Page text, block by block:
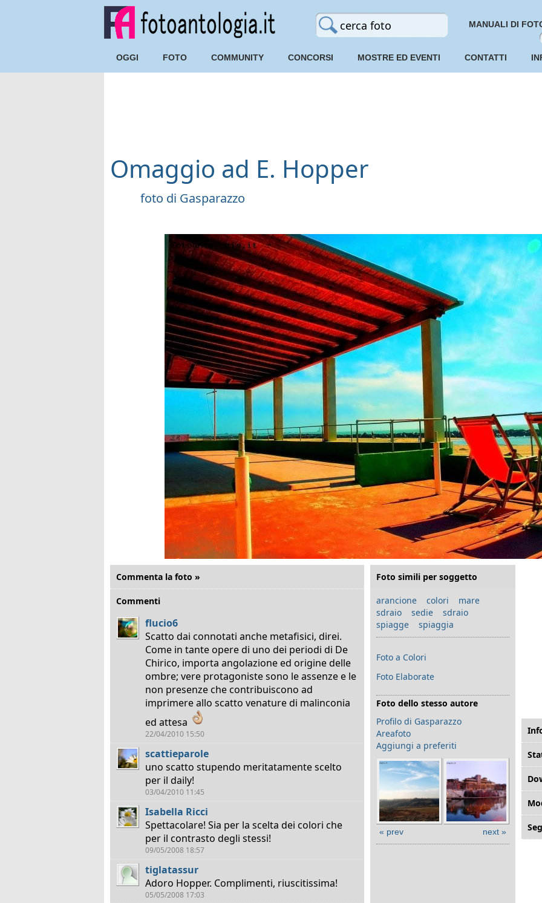
MANUALI DI
OGGI FOTO COMMUNITY CONCORSI MOSTRE ED EVENTI CONTATTI
Omaggio ad E. Hopper
foto di Gasparazzo
Commenta la foto »
Commenti
flucio6
Scatto dai connotati anche metafisici, direi.
Come in tante opere di uno dei periodi di De
Chirico, importa angolazione ed origine delle
ombre; vere protagoniste sono le assenze e le
non presenze che contribuiscono ad
imprimere allo scatto venature di malinconia
ed attesa
22/04/2010 15:50
scattieparole
uno scatto stupendo meritatamente scelto
per il daily!
03/04/2010 11:45
Isabella Ricci
Spettacolare! Sia per la scelta dei colori che
per il contrasto degli stessi!
09/05/2008 18:57
tiglatassur
Adoro Hopper. Complimenti, riuscitissima!
05/05/2008 17:03
Foto simili per soggetto
arancione colori
mare
sdraio
sedie sdraio
spiagge
spiaggia
Foto a Colori
Foto Elaborate
Foto dello stesso autore
Profilo di Gasparazzo
Areafoto
Aggiungi a preferiti
« prev next »